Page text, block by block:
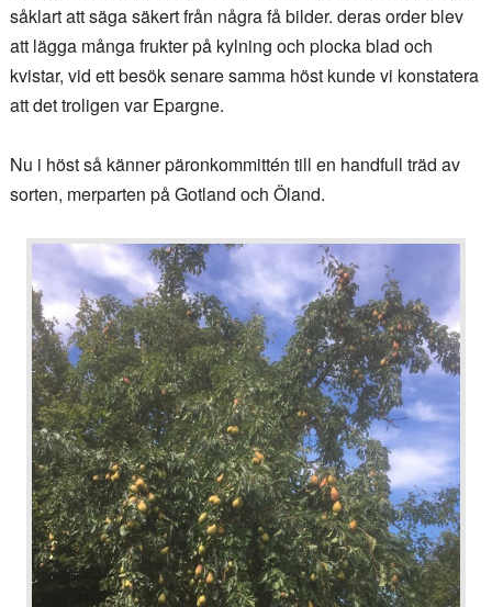
såklart att säga säkert från några få bilder. deras order blev
att lägga många frukter på kylning och plocka blad och
kvistar, vid ett besök senare samma höst kunde vi konstatera
att det troligen var Epargne.
Nu i höst så känner päronkommittén till en handfull träd av
sorten, merparten på Gotland och Öland.